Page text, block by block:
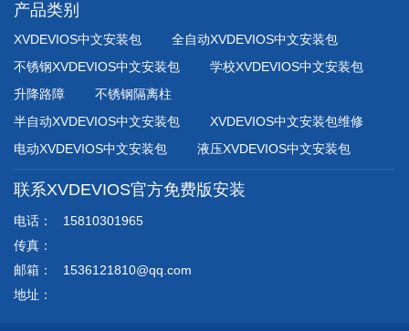
产品类别
XVDEVIOS中文安装包
全自动XVDEVIOS中文安装包
不锈钢XVDEVIOS中文安装包
学校XVDEVIOS中文安装包
升降路障
不锈钢隔离柱
半自动XVDEVIOS中文安装包
XVDEVIOS中文安装包维修
电动XVDEVIOS中文安装包
液压XVDEVIOS中文安装包
联系XVDEVIOS官方免费版安装
电话：
15810301965
传真：
邮箱：
1536121810@qq.com
地址：